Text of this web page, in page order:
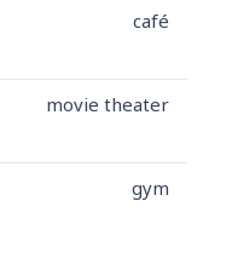
café
movie theater
gym